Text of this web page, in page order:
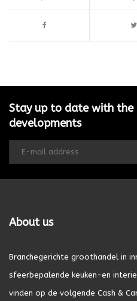
Stay up to date with the
developments
About us
Branchegerichte groothandel in
sfeerbepalende keuken-en
vinden op de volgende Cash &